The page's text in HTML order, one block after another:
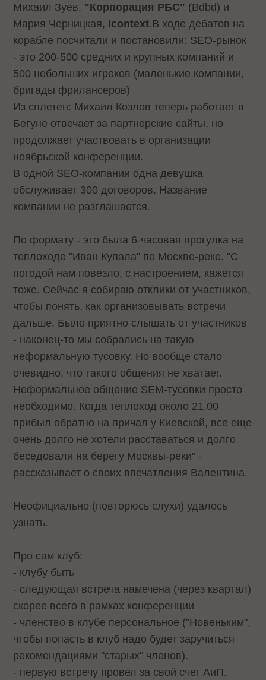
Михаил Зуев, "Корпорация РБС" (Bdbd) и
Мария Черницкая, Icontext.В ходе дебатов на
корабле посчитали и постановили: SEO-рынок
- это 200-500 средних и крупных компаний и
500 небольших игроков (маленькие компании,
бригады фрилансеров)
Из сплетен: Михаил Козлов теперь работает в
Бегуне отвечает за партнерские сайты, но
продолжает участвовать в организации
ноябрьской конференции.
В одной SEO-компании одна девушка
обслуживает 300 договоров. Название
компании не разглашается.
По формату - это была 6-часовая прогулка на
теплоходе "Иван Купала" по Москве-реке. "С
погодой нам повезло, с настроением, кажется
тоже. Сейчас я собираю отклики от участников,
чтобы понять, как организовывать встречи
дальше. Было приятно слышать от участников
- наконец-то мы собрались на такую
неформальную тусовку. Но вообще стало
очевидно, что такого общения не хватает.
Неформальное общение SEM-тусовки просто
необходимо. Когда теплоход около 21.00
прибыл обратно на причал у Киевской, все еще
очень долго не хотели расставаться и долго
беседовали на берегу Москвы-реки" -
рассказывает о своих впечатления Валентина.
Неофициально (повторюсь слухи) удалось
узнать.
Про сам клуб:
- клубу быть
- следующая встреча намечена (через квартал)
скорее всего в рамках конференции
- членство в клубе персональное ("Новеньким",
чтобы попасть в клуб надо будет заручиться
рекомендациями "старых" членов).
- первую встречу провел за свой счет АиП.